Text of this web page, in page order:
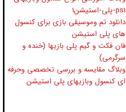
ps1-پلی-استیشن1
دانلود تم وموسیقی بازی برای کنسول
های پلی استیشن
فان فکت و گیم پلی بازیها (خنده و
سرگرمی)
وبلاگ مقایسه و بررسی تخصصی وحرفه
ای کنسول وبازیهای پلی استیشن